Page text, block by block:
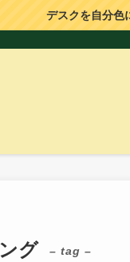
デスクを自分色
グ – tag –